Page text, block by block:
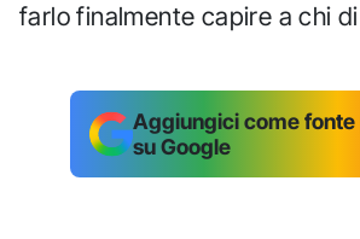
farlo finalmente capire a chi
Aggiungici come
su Google